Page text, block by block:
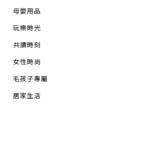
母嬰用品
玩樂時光
共讀時刻
女性時尚
毛孩子專屬
居家生活